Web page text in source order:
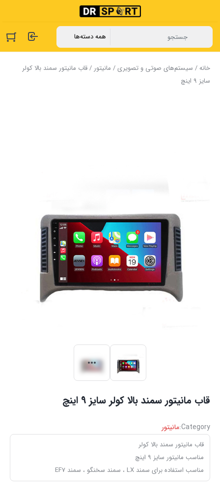
خانه/ سیستم‌های صوتی و تصویری/ مانیتور / قاب مانیتور سمند بالا کولر
سایز 9 اینچ
قاب مانیتور سمند بالا کولر سایز 9 اینچ
Category:مانیتور
قاب مانیتور سمند بالا کولر
مناسب مانیتور سایز 9 اینچ
مناسب استفاده برای سمند LX ، سمند سخنگو ، سمند EF7